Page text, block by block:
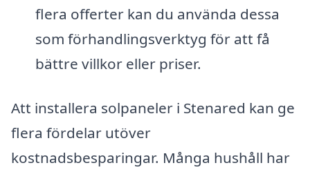
flera offerter kan du använda dessa
som förhandlingsverktyg för att få
bättre villkor eller priser.
Att installera solpaneler i Stenared kan ge
flera fördelar utöver
kostnadsbesparingar. Många hushåll har